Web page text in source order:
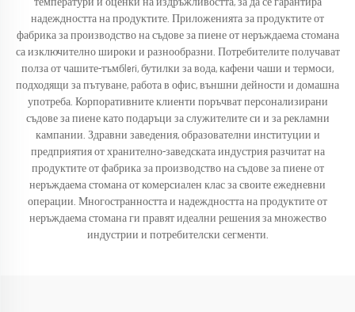
температури и оценки на издръжливостта, за да се гарантира
надеждността на продуктите. Приложенията за продуктите от
фабрика за производство на съдове за пиене от неръждаема стомана
са изключително широки и разнообразни. Потребителите получават
полза от чашите-тъмбleri, бутилки за вода, кафени чаши и термоси,
подходящи за пътуване, работа в офис, външни дейности и домашна
употреба. Корпоративните клиенти поръчват персонализирани
съдове за пиене като подаръци за служителите си и за рекламни
кампании. Здравни заведения, образователни институции и
предприятия от хранително-заведската индустрия разчитат на
продуктите от фабрика за производство на съдове за пиене от
неръждаема стомана от комерсиален клас за своите ежедневни
операции. Многостранността и надеждността на продуктите от
неръждаема стомана ги правят идеални решения за множество
индустрии и потребителски сегменти.